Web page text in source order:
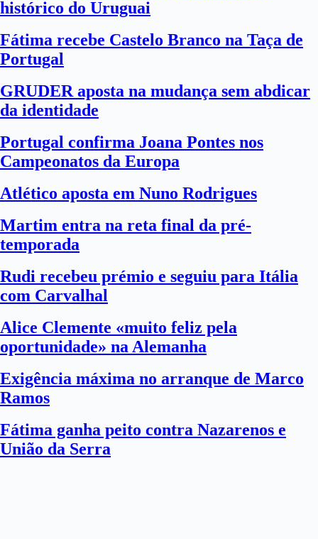
histórico do Uruguai
Fátima recebe Castelo Branco na Taça de
Portugal
GRUDER aposta na mudança sem abdicar
da identidade
Portugal confirma Joana Pontes nos
Campeonatos da Europa
Atlético aposta em Nuno Rodrigues
Martim entra na reta final da pré-
temporada
Rudi recebeu prémio e seguiu para Itália
com Carvalhal
Alice Clemente «muito feliz pela
oportunidade» na Alemanha
Exigência máxima no arranque de Marco
Ramos
Fátima ganha peito contra Nazarenos e
União da Serra